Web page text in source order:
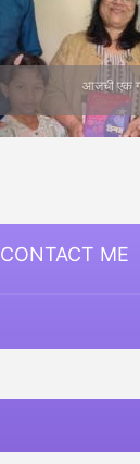
CONTACT ME